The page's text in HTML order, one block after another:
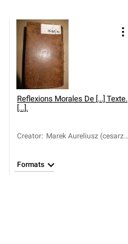
Reflexions Morales De [...] Texte.
[...].
Creator: Marek Aureliusz (cesarz
1722); Dacier, Anna
Formats